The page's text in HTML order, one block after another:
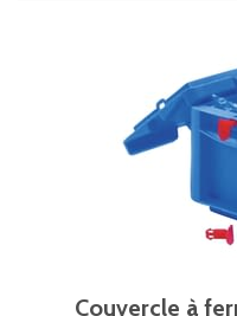
Couvercle à